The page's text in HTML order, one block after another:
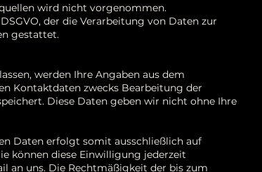
wird nicht vorgenommen.
der die Verarbeitung von Daten zur
gestattet.
werden Ihre Angaben aus dem
Kontaktdaten zwecks Bearbeitung der
Diese Daten geben wir nicht ohne Ihre
Daten erfolgt somit ausschließlich auf
können diese Einwilligung jederzeit
an uns. Die Rechtmäßigkeit der bis zum